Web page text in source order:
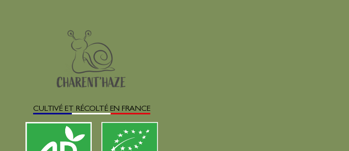
CULTIVÉ ET RÉCOLTÉ EN FRANCE